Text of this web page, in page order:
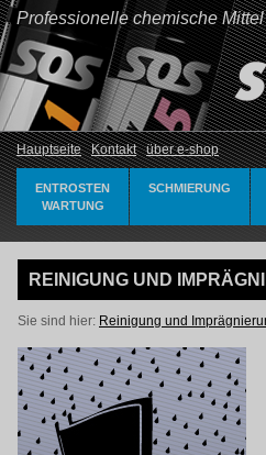
Professionelle chemische Mittel
Hauptseite Kontakt über e-shop
ENTROSTEN
WARTUNG
SCHMIERUNG
REINIGUNG UND
Sie sind hier: Reinigung und